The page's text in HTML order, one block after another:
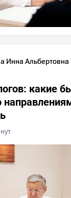
Инна Альбертовна
какие